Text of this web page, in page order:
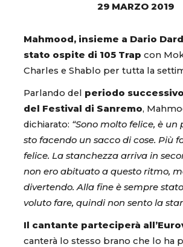
29 MARZO 2019
Mahmood, insieme a Dario
stato ospite di 105 Trap con
Charles e Shablo per tutta la
Parlando del periodo
del Festival di Sanremo,
dichiarato: “Sono molto felice, è un
sto facendo un sacco di cose. Più
felice. La stanchezza arriva in
non ero abituato a questo ritmo,
divertendo. Alla fine è sempre
voluto fare, quindi non sento la
Il cantante parteciperà
canterà lo stesso brano che lo ha